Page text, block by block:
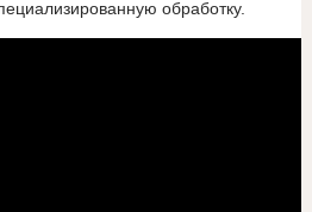
обработку.